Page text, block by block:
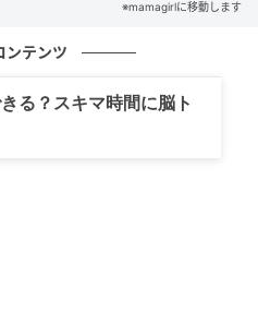
※mamagirlに移動します
ンテンツ
る？スキマ時間に脳ト